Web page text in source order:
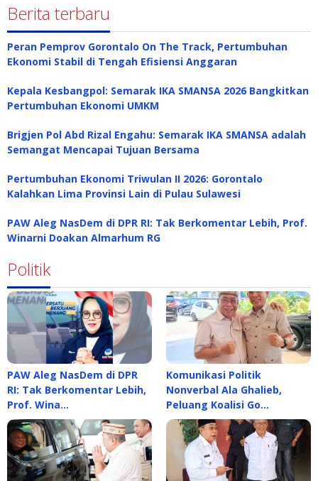
Berita terbaru
Peran Pemprov Gorontalo On The Track, Pertumbuhan
Ekonomi Stabil di Tengah Efisiensi Anggaran
Kepala Kesbangpol: Semarak IKA SMANSA 2026 Bangkitkan
Pertumbuhan Ekonomi UMKM
Brigjen Pol Abd Rizal Engahu: Semarak IKA SMANSA adalah
Semangat Mencapai Tujuan Bersama
Pertumbuhan Ekonomi Triwulan II 2026: Gorontalo
Kalahkan Lima Provinsi Lain di Pulau Sulawesi
PAW Aleg NasDem di DPR RI: Tak Berkomentar Lebih, Prof.
Winarni Doakan Almarhum RG
Politik
PAW Aleg NasDem di DPR
RI: Tak Berkomentar Lebih,
Prof. Wina…
Komunikasi Politik
Nonverbal Ala Ghalieb,
Peluang Koalisi Go…